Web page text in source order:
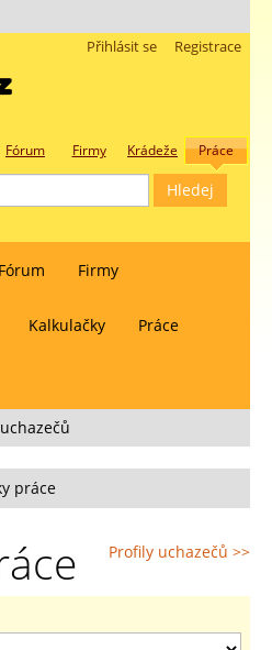
Registrace
Přihlásit se
Fórum Firmy Krádeže Práce
Fórum Firmy
Kalkulačky Práce
práce
Profily uchazečů >>